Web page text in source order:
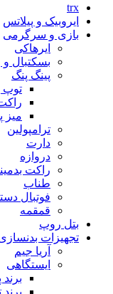
trx
ایروبیک و پیلاتس
بازی و سرگرمی
ایرهاکی
بسکتبال و
پینگ پنگ
توپ
میز
ترامپولین
دارت
دروازه
راکت
طناب
فوتبال
قمقمه
بتل روپ
تجهیزات
آریا جیم
ایستگاهی